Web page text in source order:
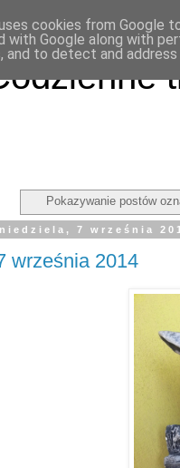
Pokazywanie postów
niedziela, 7 września
września 2014
cookies from Google
with Google along with
to detect and address